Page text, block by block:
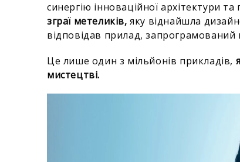
синергію інноваційної архітектури
зграї метеликів, яку віднайшла
відповідав прилад, запрограмований
Це лише один з мільйонів прикладів,
мистецтві.